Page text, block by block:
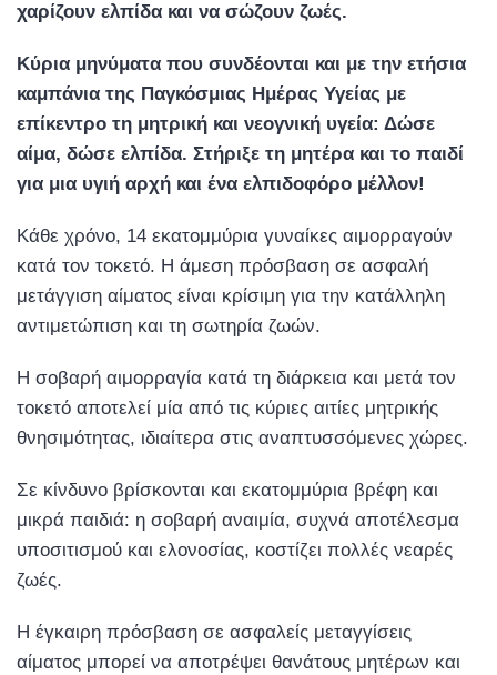
χαρίζουν ελπίδα και να σώζουν ζωές.
Κύρια μηνύματα που συνδέονται και με την ετήσια
καμπάνια της Παγκόσμιας Ημέρας Υγείας με
επίκεντρο τη μητρική και νεογνική υγεία: Δώσε
αίμα, δώσε ελπίδα. Στήριξε τη μητέρα και το παιδί
για μια υγιή αρχή και ένα ελπιδοφόρο μέλλον!
Κάθε χρόνο, 14 εκατομμύρια γυναίκες αιμορραγούν
κατά τον τοκετό. Η άμεση πρόσβαση σε ασφαλή
μετάγγιση αίματος είναι κρίσιμη για την κατάλληλη
αντιμετώπιση και τη σωτηρία ζωών.
Η σοβαρή αιμορραγία κατά τη διάρκεια και μετά τον
τοκετό αποτελεί μία από τις κύριες αιτίες μητρικής
θνησιμότητας, ιδιαίτερα στις αναπτυσσόμενες χώρες.
Σε κίνδυνο βρίσκονται και εκατομμύρια βρέφη και
μικρά παιδιά: η σοβαρή αναιμία, συχνά αποτέλεσμα
υποσιτισμού και ελονοσίας, κοστίζει πολλές νεαρές
ζωές.
Η έγκαιρη πρόσβαση σε ασφαλείς μεταγγίσεις
αίματος μπορεί να αποτρέψει θανάτους μητέρων και